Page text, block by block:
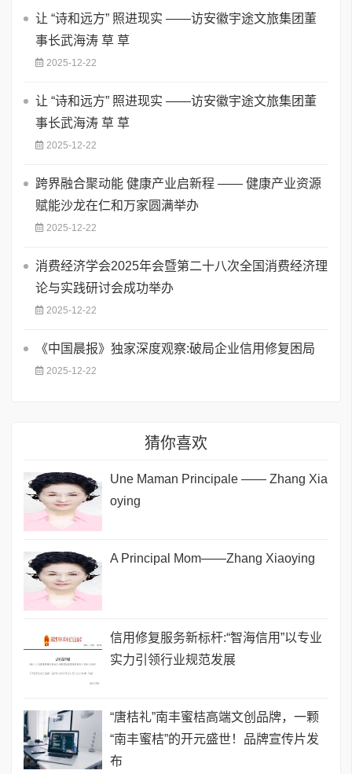
让 “诗和远方” 照进现实 ——访安徽宇途文旅集团董
事长武海涛 草 草
2025-12-22
让 “诗和远方” 照进现实 ——访安徽宇途文旅集团董
事长武海涛 草 草
2025-12-22
​跨界融合聚动能 健康产业启新程 —— 健康产业资源
赋能沙龙在仁和万家圆满举办
2025-12-22
消费经济学会2025年会暨第二十八次全国消费经济理
论与实践研讨会成功举办
2025-12-22
《中国晨报》独家深度观察:破局企业信用修复困局
2025-12-22
猜你喜欢
Une Maman Principale —— Zhang Xia
oying
A Principal Mom——Zhang Xiaoying
信用修复服务新标杆:“智海信用”以专业
实力引领行业规范发展
“唐桔礼”南丰蜜桔高端文创品牌，一颗
“南丰蜜桔”的开元盛世！品牌宣传片发
布